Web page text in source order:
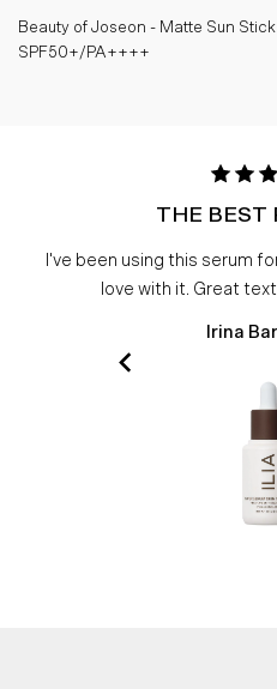
Beauty of Joseon - Matte Sun
SPF50+/PA++++
THE BEST
I've been using this serum
love with it. Great
Irina